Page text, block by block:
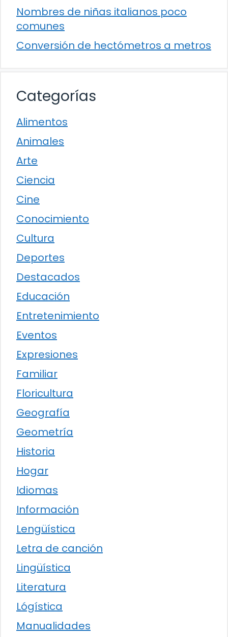
Nombres de niñas italianos poco
comunes
Conversión de hectómetros a metros
Categorías
Alimentos
Animales
Arte
Ciencia
Cine
Conocimiento
Cultura
Deportes
Destacados
Educación
Entretenimiento
Eventos
Expresiones
Familiar
Floricultura
Geografía
Geometría
Historia
Hogar
Idiomas
Información
Lengüística
Letra de canción
Lingüística
Literatura
Lógística
Manualidades